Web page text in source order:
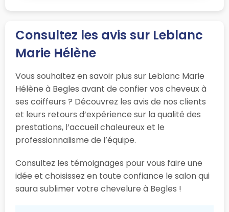
Consultez les avis sur Leblanc
Marie Hélène
Vous souhaitez en savoir plus sur Leblanc Marie
Hélène à Begles avant de confier vos cheveux à
ses coiffeurs ? Découvrez les avis de nos clients
et leurs retours d’expérience sur la qualité des
prestations, l’accueil chaleureux et le
professionnalisme de l’équipe.
Consultez les témoignages pour vous faire une
idée et choisissez en toute confiance le salon qui
saura sublimer votre chevelure à Begles !